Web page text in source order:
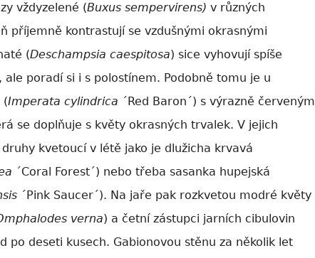
vždyzelené (Buxus sempervirens) v různých
příjemně kontrastují se vzdušnými okrasnými
(Deschampsia caespitosa) sice vyhovují spíše
ale poradí si i s polostínem. Podobně tomu je u
(Imperata cylindrica ´Red Baron´) s výrazně červeným
se doplňuje s květy okrasných trvalek. V jejich
kvetoucí v létě jako je dlužicha krvavá
´Coral Forest´) nebo třeba sasanka hupejská
´Pink Saucer´). Na jaře pak rozkvetou modré květy
verna) a četní zástupci jarních cibulovin
po deseti kusech. Gabionovou stěnu za několik let